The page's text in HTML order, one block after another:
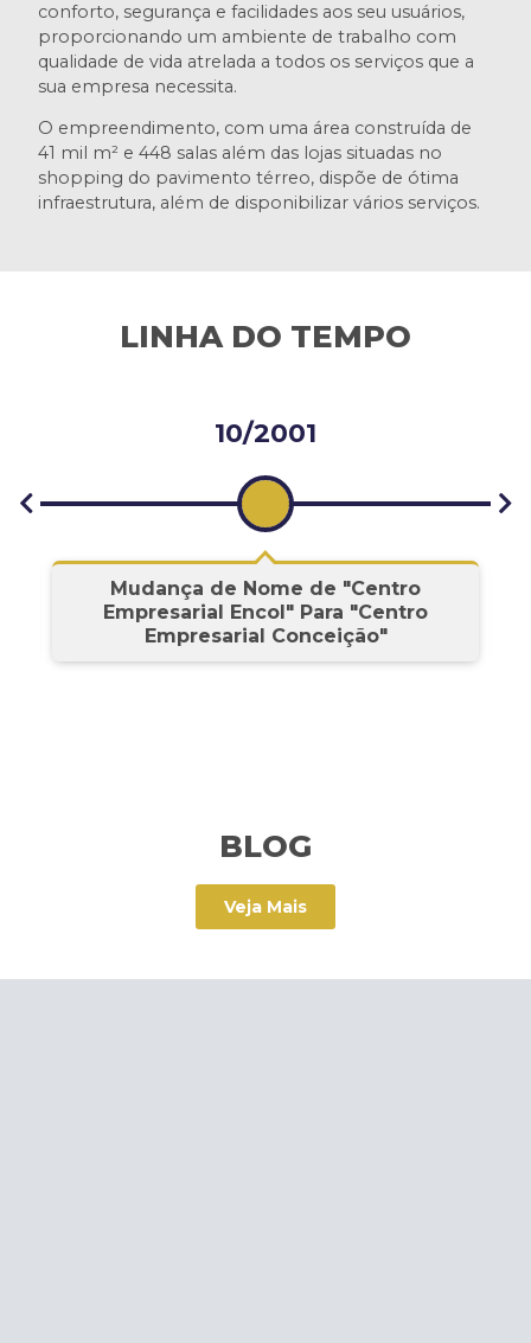
conforto, segurança e facilidades aos seu usuários,
proporcionando um ambiente de trabalho com
qualidade de vida atrelada a todos os serviços que a
sua empresa necessita.
O empreendimento, com uma área construída de
41 mil m² e 448 salas além das lojas situadas no
shopping do pavimento térreo, dispõe de ótima
infraestrutura, além de disponibilizar vários serviços.
LINHA DO TEMPO
10/2001
Mudança de Nome de "Centro
Empresarial Encol" Para "Centro
Empresarial Conceição"
BLOG
Veja Mais